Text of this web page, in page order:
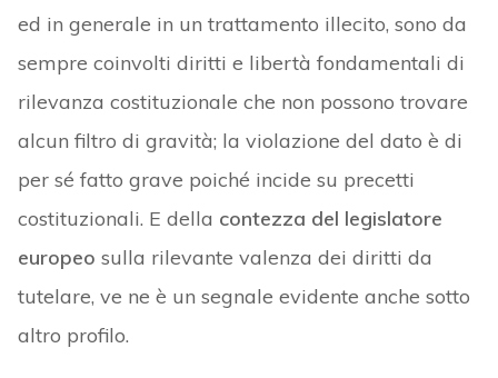
ed in generale in un trattamento illecito, sono da
sempre coinvolti diritti e libertà fondamentali di
rilevanza costituzionale che non possono trovare
alcun filtro di gravità; la violazione del dato è di
per sé fatto grave poiché incide su precetti
costituzionali. E della contezza del legislatore
europeo sulla rilevante valenza dei diritti da
tutelare, ve ne è un segnale evidente anche sotto
altro profilo.